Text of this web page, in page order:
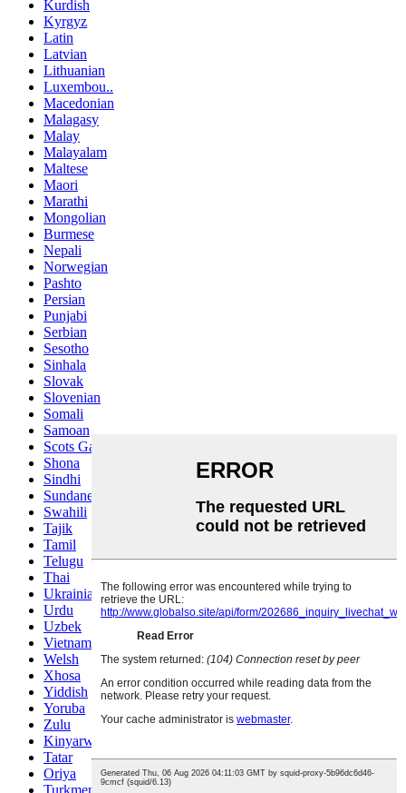
Kurdish
Kyrgyz
Latin
Latvian
Lithuanian
Luxembou..
Macedonian
Malagasy
Malay
Malayalam
Maltese
Maori
Marathi
Mongolian
Burmese
Nepali
Norwegian
Pashto
Persian
Punjabi
Serbian
Sesotho
Sinhala
Slovak
Slovenian
Somali
Samoan
Scots Gaelic
Shona
Sindhi
Sundanese
Swahili
Tajik
Tamil
Telugu
Thai
Ukrainian
Urdu
Uzbek
Vietnamese
Welsh
Xhosa
Yiddish
Yoruba
Zulu
Kinyarwanda
Tatar
Oriya